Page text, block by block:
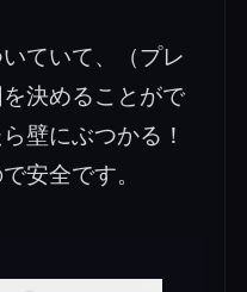
ていて、（プレ
決めることがで
壁にぶつかる！
安全です。